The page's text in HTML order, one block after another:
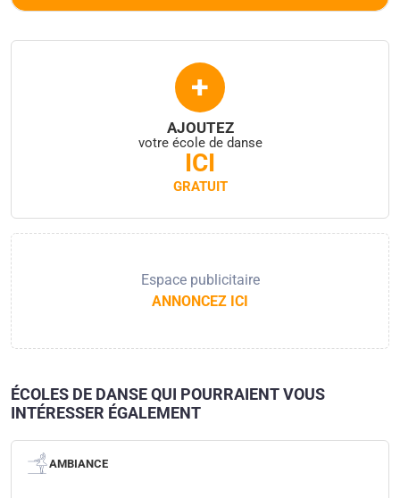
+
AJOUTEZ
votre école de danse
ICI
GRATUIT
Espace publicitaire
ANNONCEZ ICI
ÉCOLES DE DANSE QUI POURRAIENT VOUS
INTÉRESSER ÉGALEMENT
AMBIANCE